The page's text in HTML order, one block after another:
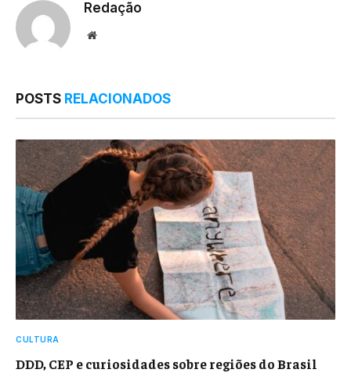
Redação
Website
POSTS RELACIONADOS
CULTURA
DDD, CEP e curiosidades sobre regiões do Brasil